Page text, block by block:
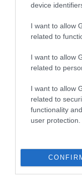
device
I want to allow
related to
I want to allow
related to
I want to allow
related to
functionality
user protection.
04.08.2026 | 15:02
Αυτή την ώρα
υπουργό